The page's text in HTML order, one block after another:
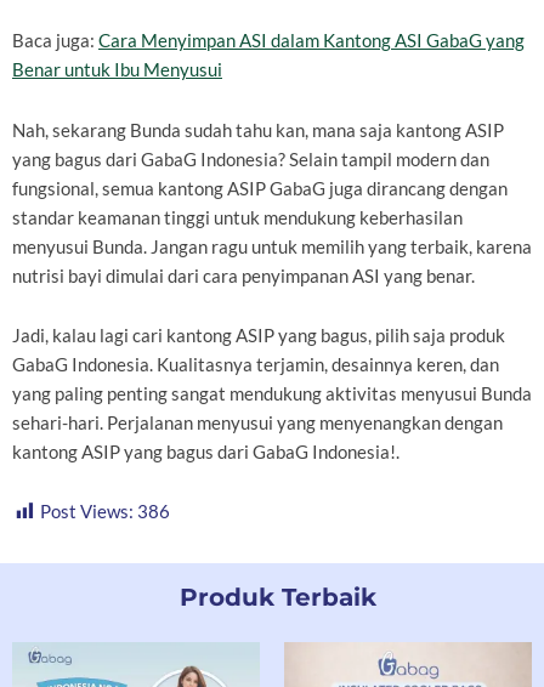
Baca juga: Cara Menyimpan ASI dalam Kantong ASI GabaG yang
Benar untuk Ibu Menyusui
Nah, sekarang Bunda sudah tahu kan, mana saja kantong ASIP
yang bagus dari GabaG Indonesia? Selain tampil modern dan
fungsional, semua kantong ASIP GabaG juga dirancang dengan
standar keamanan tinggi untuk mendukung keberhasilan
menyusui Bunda. Jangan ragu untuk memilih yang terbaik, karena
nutrisi bayi dimulai dari cara penyimpanan ASI yang benar.
Jadi, kalau lagi cari kantong ASIP yang bagus, pilih saja produk
GabaG Indonesia. Kualitasnya terjamin, desainnya keren, dan
yang paling penting sangat mendukung aktivitas menyusui Bunda
sehari-hari. Perjalanan menyusui yang menyenangkan dengan
kantong ASIP yang bagus dari GabaG Indonesia!.
Post Views: 386
Produk Terbaik